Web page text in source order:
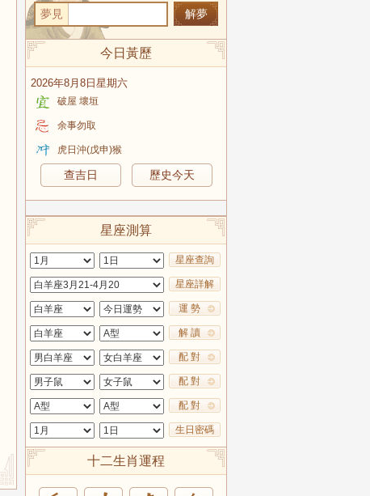
夢見
今日黃歷
2026年8月8日星期六
破屋 壞垣
余事勿取
虎日沖(戊申)猴
查吉日 歷史今天
星座測算
星座查詢
星座詳解
運 勢
解 讀
配 對
配 對
配 對
生日密碼
十二生肖運程